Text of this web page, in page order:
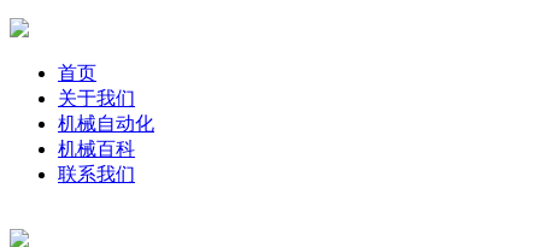
首页
关于我们
机械自动化
机械百科
联系我们